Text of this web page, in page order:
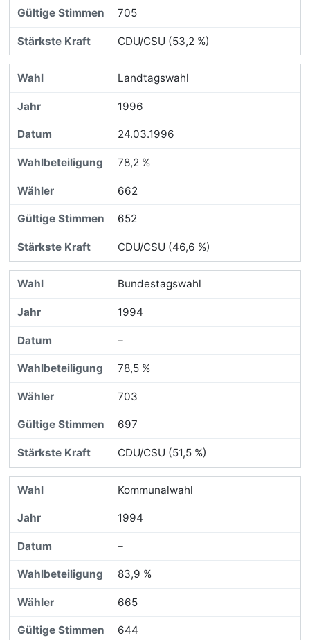
705
CDU/CSU (53,2 %)
Landtagswahl
1996
24.03.1996
78,2 %
662
652
CDU/CSU (46,6 %)
Bundestagswahl
1994
–
78,5 %
703
697
CDU/CSU (51,5 %)
Kommunalwahl
1994
–
83,9 %
665
644